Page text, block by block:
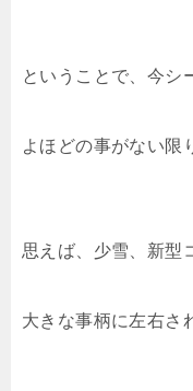
ということで、今シ
よほどの事がない限
思えば、少雪、新型
大きな事柄に左右さ